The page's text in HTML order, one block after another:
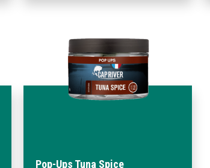
Pop-Ups Tuna Spice